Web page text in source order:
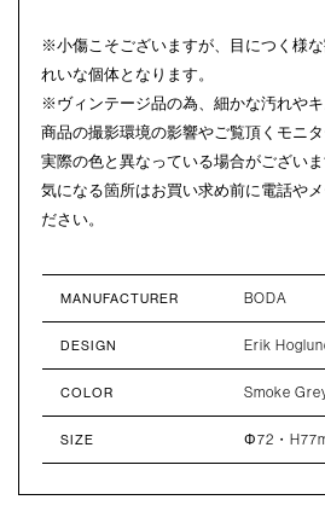
※小傷こそございますが、目につく様
れいな個体となります。
※ヴィンテージ品の為、細かな汚れやキ
商品の撮影環境の影響やご覧頂くモニ
実際の色と異なっている場合がござい
気になる箇所はお買い求め前に電話や
ださい。
MANUFACTURER BODA
DESIGN Erik
COLOR Smoke
SIZE Φ72・